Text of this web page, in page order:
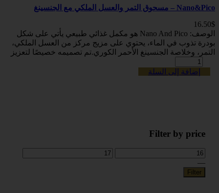
Nano&Pico – مسحوق التمر والعسل الملكي مع الجنسينغ
16.50$
الوصف: Nano And Pico هو مكمل غذائي طبيعي يأتي على شكل
بودرة تذوب في الماء، يحتوي على مزيج مركز من العسل الملكي،
التمر، وخلاصة الجنسينغ الأحمر الكوري.تم تصميمه خصيصًا لتعزيز
إضافة إلى السلة
Filter by price
—
Filter